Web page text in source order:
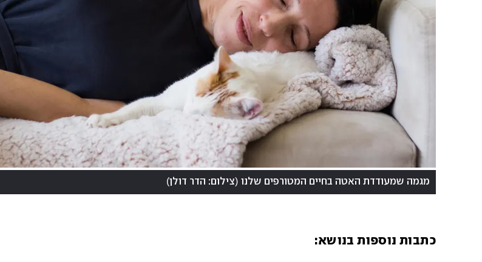
מגמה שמעודדת האטה בחיים המטורפים שלנו (צילום: הדר דולן)
כתבות נוספות בנושא: